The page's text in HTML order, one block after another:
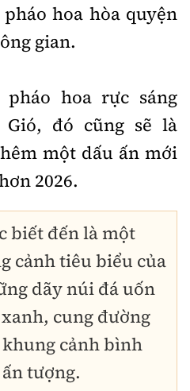
hoa hòa quyện
gian.
hoa rực sáng
đó cũng sẽ là
một dấu ấn mới
2026.
biết đến là một
cảnh tiêu biểu của
dãy núi đá uốn
cung đường
cảnh bình
tượng.